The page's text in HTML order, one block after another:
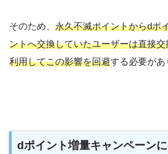
そのため、 永久不滅ポイントからdポ
ントへ交換していたユーザーは直接
利用してこの影響を回避する必要があ
dポイント増量キャンペーン